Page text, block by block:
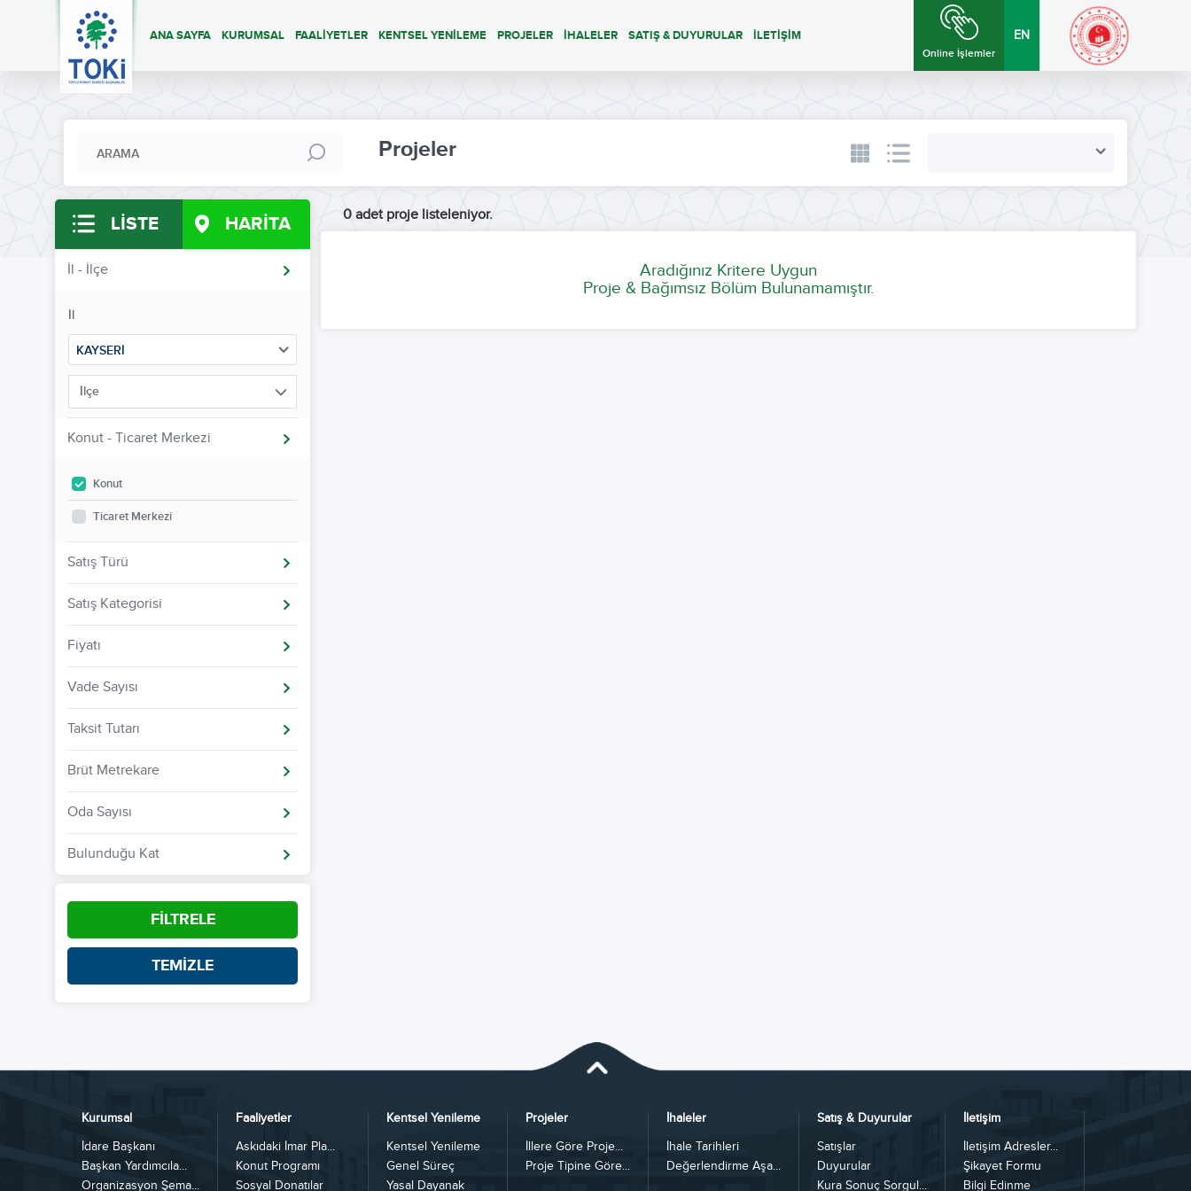
ANA SAYFA KURUMSAL FAALİYETLER KENTSEL YENİLEME PROJELER İHALELER SATIŞ & DUYURULAR İLETİŞİM
Online İşlemler
EN
Projeler
LİSTE HARİTA
İl - İlçe
İl
KAYSERİ
İlçe
Konut - Ticaret Merkezi
Konut
Ticaret Merkezi
Satış Türü
Satış Kategorisi
Fiyatı
Vade Sayısı
Taksit Tutarı
Brüt Metrekare
Oda Sayısı
Bulunduğu Kat
FİLTRELE
TEMİZLE
0 adet proje listeleniyor.
Aradığınız Kritere Uygun
Proje & Bağımsız Bölüm Bulunamamıştır.
Kurumsal
İdare Başkanı
Başkan Yardımcıla...
Organizasyon Şema...
Faaliyetler
Askıdaki İmar Pla...
Konut Programı
Sosyal Donatılar
Kentsel Yenileme
Kentsel Yenileme
Genel Süreç
Yasal Dayanak
Projeler
İllere Göre Proje...
Proje Tipine Göre...
İhaleler
İhale Tarihleri
Değerlendirme Aşa...
Satış & Duyurular
Satışlar
Duyurular
Kura Sonuç Sorgul...
İletişim
İletişim Adresler...
Şikayet Formu
Bilgi Edinme